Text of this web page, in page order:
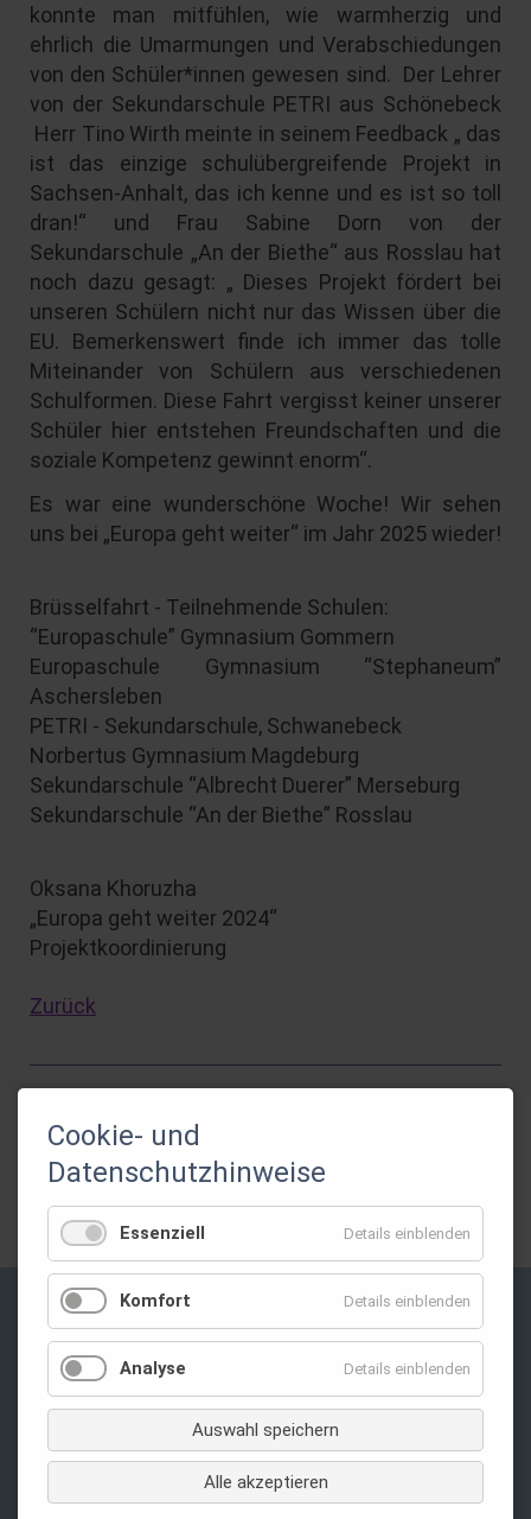
konnte man mitfühlen, wie warmherzig und
ehrlich die Umarmungen und Verabschiedungen
von den Schüler*innen gewesen sind. Der Lehrer
von der Sekundarschule PETRI aus Schönebeck
Herr Tino Wirth meinte in seinem Feedback „ das
ist das einzige schulübergreifende Projekt in
Sachsen-Anhalt, das ich kenne und es ist so toll
dran!“ und Frau Sabine Dorn von der
Sekundarschule „An der Biethe“ aus Rosslau hat
noch dazu gesagt: „ Dieses Projekt fördert bei
unseren Schülern nicht nur das Wissen über die
EU. Bemerkenswert finde ich immer das tolle
Miteinander von Schülern aus verschiedenen
Schulformen. Diese Fahrt vergisst keiner unserer
Schüler hier entstehen Freundschaften und die
soziale Kompetenz gewinnt enorm“.
Es war eine wunderschöne Woche! Wir sehen
uns bei „Europa geht weiter“ im Jahr 2025 wieder!
Brüsselfahrt - Teilnehmende Schulen:
“Europaschule” Gymnasium Gommern
Europaschule Gymnasium “Stephaneum”
Aschersleben
PETRI - Sekundarschule, Schwanebeck
Norbertus Gymnasium Magdeburg
Sekundarschule “Albrecht Duerer” Merseburg
Sekundarschule “An der Biethe” Rosslau
Oksana Khoruzha
„Europa geht weiter 2024“
Projektkoordinierung
Zurück
Gefördert durch:
Privatsphäre-Einstellungen ändern
Cookie- und
Datenschutzhinweise
Essenziell Details einblenden
Komfort Details einblenden
Analyse Details einblenden
Auswahl speichern
Alle akzeptieren